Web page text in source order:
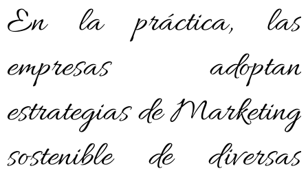
En la práctica, las
empresas adoptan
estrategias de Marketing
sostenible de diversas